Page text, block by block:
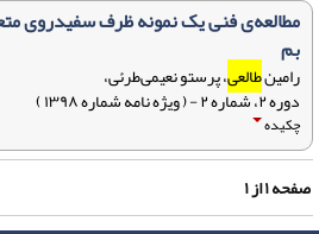
مطالعه‌ی فنی یک نمونه ظرف سفیدروی
بم
رامینطالعی، پرستو نعیمی‌طرئی،
دوره ۲، شماره ۲ - ( ویژه نامه شماره ۱۳۹۸ )
چکیده
۱از۱